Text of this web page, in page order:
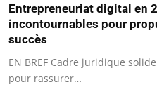
Entrepreneuriat digital en
incontournables pour
succès
EN BREF Cadre juridique
pour rassurer…